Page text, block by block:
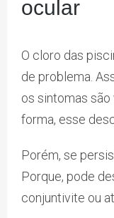
ocular
O cloro das
de problema.
os sintomas
forma, esse
Porém, se
Porque, pode
conjuntivite ou